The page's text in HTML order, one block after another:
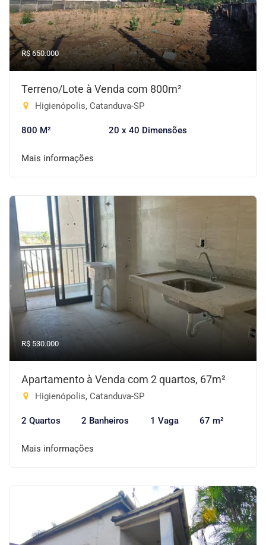
R$ 650.000
Terreno/Lote à Venda com 800m²
Higienópolis, Catanduva-SP
800 M² 20 x 40 Dimensões
Mais informações
R$ 530.000
Apartamento à Venda com 2 quartos, 67m²
Higienópolis, Catanduva-SP
2 Quartos 2 Banheiros 1 Vaga 67 m²
Mais informações